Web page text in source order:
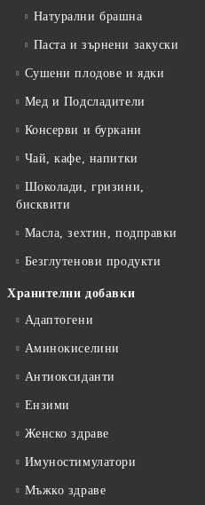
Натурални брашна
Паста и зърнени закуски
Сушени плодове и ядки
Мед и Подсладители
Консерви и буркани
Чай, кафе, напитки
Шоколади, гризини,
бисквити
Масла, зехтин, подправки
Безглутенови продукти
Хранителни добавки
Адаптогени
Аминокиселини
Антиоксиданти
Ензими
Женско здраве
Имуностимулатори
Мъжко здраве